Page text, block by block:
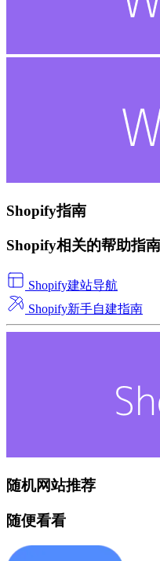
Shopify指南
Shopify相关的帮助指南
Shopify建站导航
Shopify新手自建指南
随机网站推荐
随便看看